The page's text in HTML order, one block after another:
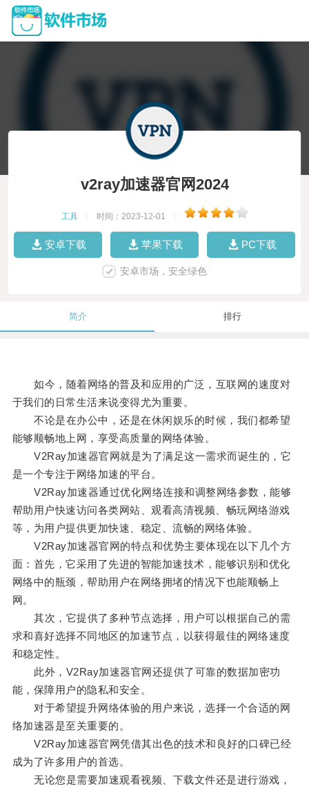
v2ray加速器官网2024
工具 时间：2023-12-01
安卓下载 苹果下载 PC下载
安卓市场，安全绿色
简介 排行
如今，随着网络的普及和应用的广泛，互联网的速度对
于我们的日常生活来说变得尤为重要。
不论是在办公中，还是在休闲娱乐的时候，我们都希望
能够顺畅地上网，享受高质量的网络体验。
V2Ray加速器官网就是为了满足这一需求而诞生的，它
是一个专注于网络加速的平台。
V2Ray加速器通过优化网络连接和调整网络参数，能够
帮助用户快速访问各类网站、观看高清视频、畅玩网络游戏
等，为用户提供更加快速、稳定、流畅的网络体验。
V2Ray加速器官网的特点和优势主要体现在以下几个方
面：首先，它采用了先进的智能加速技术，能够识别和优化
网络中的瓶颈，帮助用户在网络拥堵的情况下也能顺畅上
网。
其次，它提供了多种节点选择，用户可以根据自己的需
求和喜好选择不同地区的加速节点，以获得最佳的网络速度
和稳定性。
此外，V2Ray加速器官网还提供了可靠的数据加密功
能，保障用户的隐私和安全。
对于希望提升网络体验的用户来说，选择一个合适的网
络加速器是至关重要的。
V2Ray加速器官网凭借其出色的技术和良好的口碑已经
成为了许多用户的首选。
无论您是需要加速观看视频、下载文件还是进行游戏，